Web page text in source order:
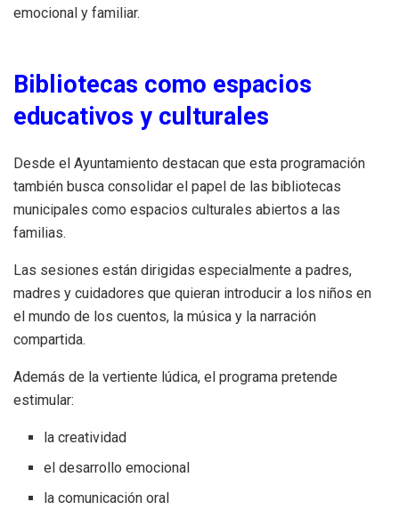
emocional y familiar.
Bibliotecas como espacios
educativos y culturales
Desde el Ayuntamiento destacan que esta programación
también busca consolidar el papel de las bibliotecas
municipales como espacios culturales abiertos a las
familias.
Las sesiones están dirigidas especialmente a padres,
madres y cuidadores que quieran introducir a los niños en
el mundo de los cuentos, la música y la narración
compartida.
Además de la vertiente lúdica, el programa pretende
estimular:
la creatividad
el desarrollo emocional
la comunicación oral